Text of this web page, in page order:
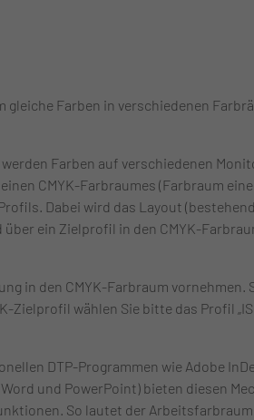
Farben in verschiedenen
Farben auf verschiedenen
CMYK-Farbraumes (Farbraum
Dabei wird das Layout
ein Zielprofil in den CMYK-
in den CMYK-Farbraum vornehmen.
wählen Sie bitte das Profil
DTP-Programmen wie Adobe
und PowerPoint) bieten diesen
So lautet der